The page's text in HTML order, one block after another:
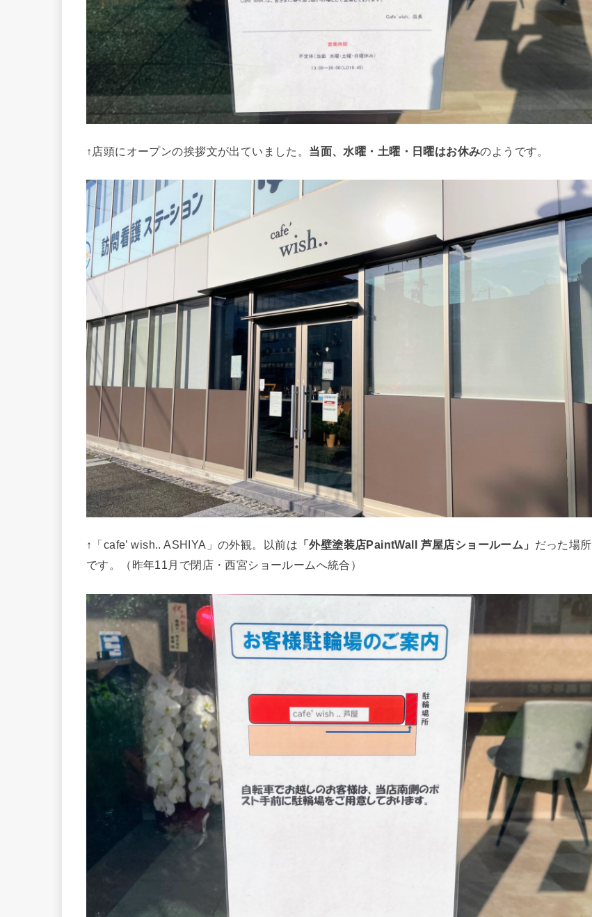
↑店頭にオープンの挨拶文が出ていました。 当面、水曜・土曜・日曜はお休みのようです。
↑「cafe’ wish.. ASHIYA」の外観。以前は 「外壁塗装店PaintWall 芦屋店ショールーム」 だった場所
です。（昨年11月で閉店・西宮ショールームへ統合）